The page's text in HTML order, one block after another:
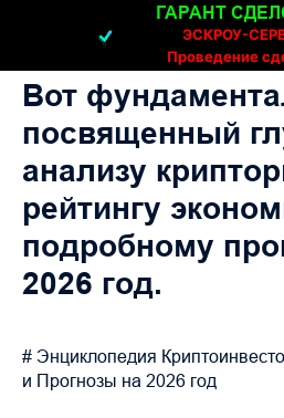
ЭСКРОУ-
Проведение
ГАРАНТ
Вот
посвященный
анализу
рейтингу
подробному
2026 год.
# Энциклопедия
и Прогнозы на 2026 год